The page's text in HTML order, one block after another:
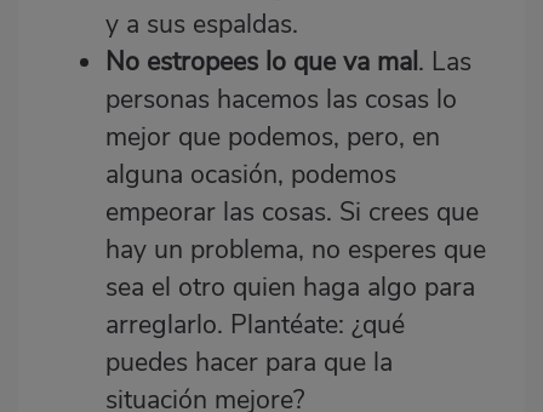
y a sus espaldas.
No estropees lo que va mal. Las
personas hacemos las cosas lo
mejor que podemos, pero, en
alguna ocasión, podemos
empeorar las cosas. Si crees que
hay un problema, no esperes que
sea el otro quien haga algo para
arreglarlo. Plantéate: ¿qué
puedes hacer para que la
situación mejore?